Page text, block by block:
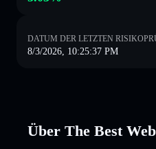
DATUM DER LETZTEN
8/3/2026, 10:25:37 PM
Über The Best